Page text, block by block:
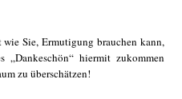
Sie, Ermutigung brauchen kann,
hiermit zukommen
zu überschätzen!